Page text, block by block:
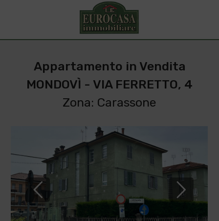
Appartamento in Vendita
MONDOVÌ - VIA FERRETTO, 4
Zona: Carassone